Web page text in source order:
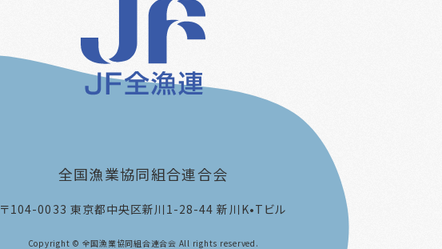
全国漁業協同組合連合会
〒104-0033 東京都中央区新川1-28-44 新川K•Tビル
Copyright © 全国漁業協同組合連合会 All rights reserved.